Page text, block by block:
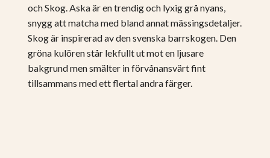
och Skog. Aska är en trendig och lyxig grå nyans,
snygg att matcha med bland annat mässingsdetaljer.
Skog är inspirerad av den svenska barrskogen. Den
gröna kulören står lekfullt ut mot en ljusare
bakgrund men smälter in förvånansvärt fint
tillsammans med ett flertal andra färger.